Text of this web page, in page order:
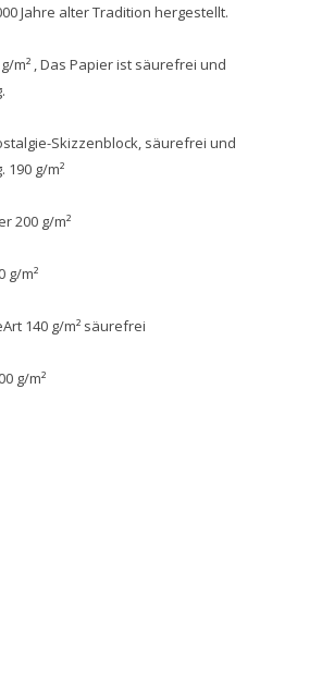
Jahre alter Tradition hergestellt.
g/m² , Das Papier ist säurefrei und
Skizzenblock, säurefrei und
g/m²
200 g/m²
g/m²
140 g/m² säurefrei
g/m²